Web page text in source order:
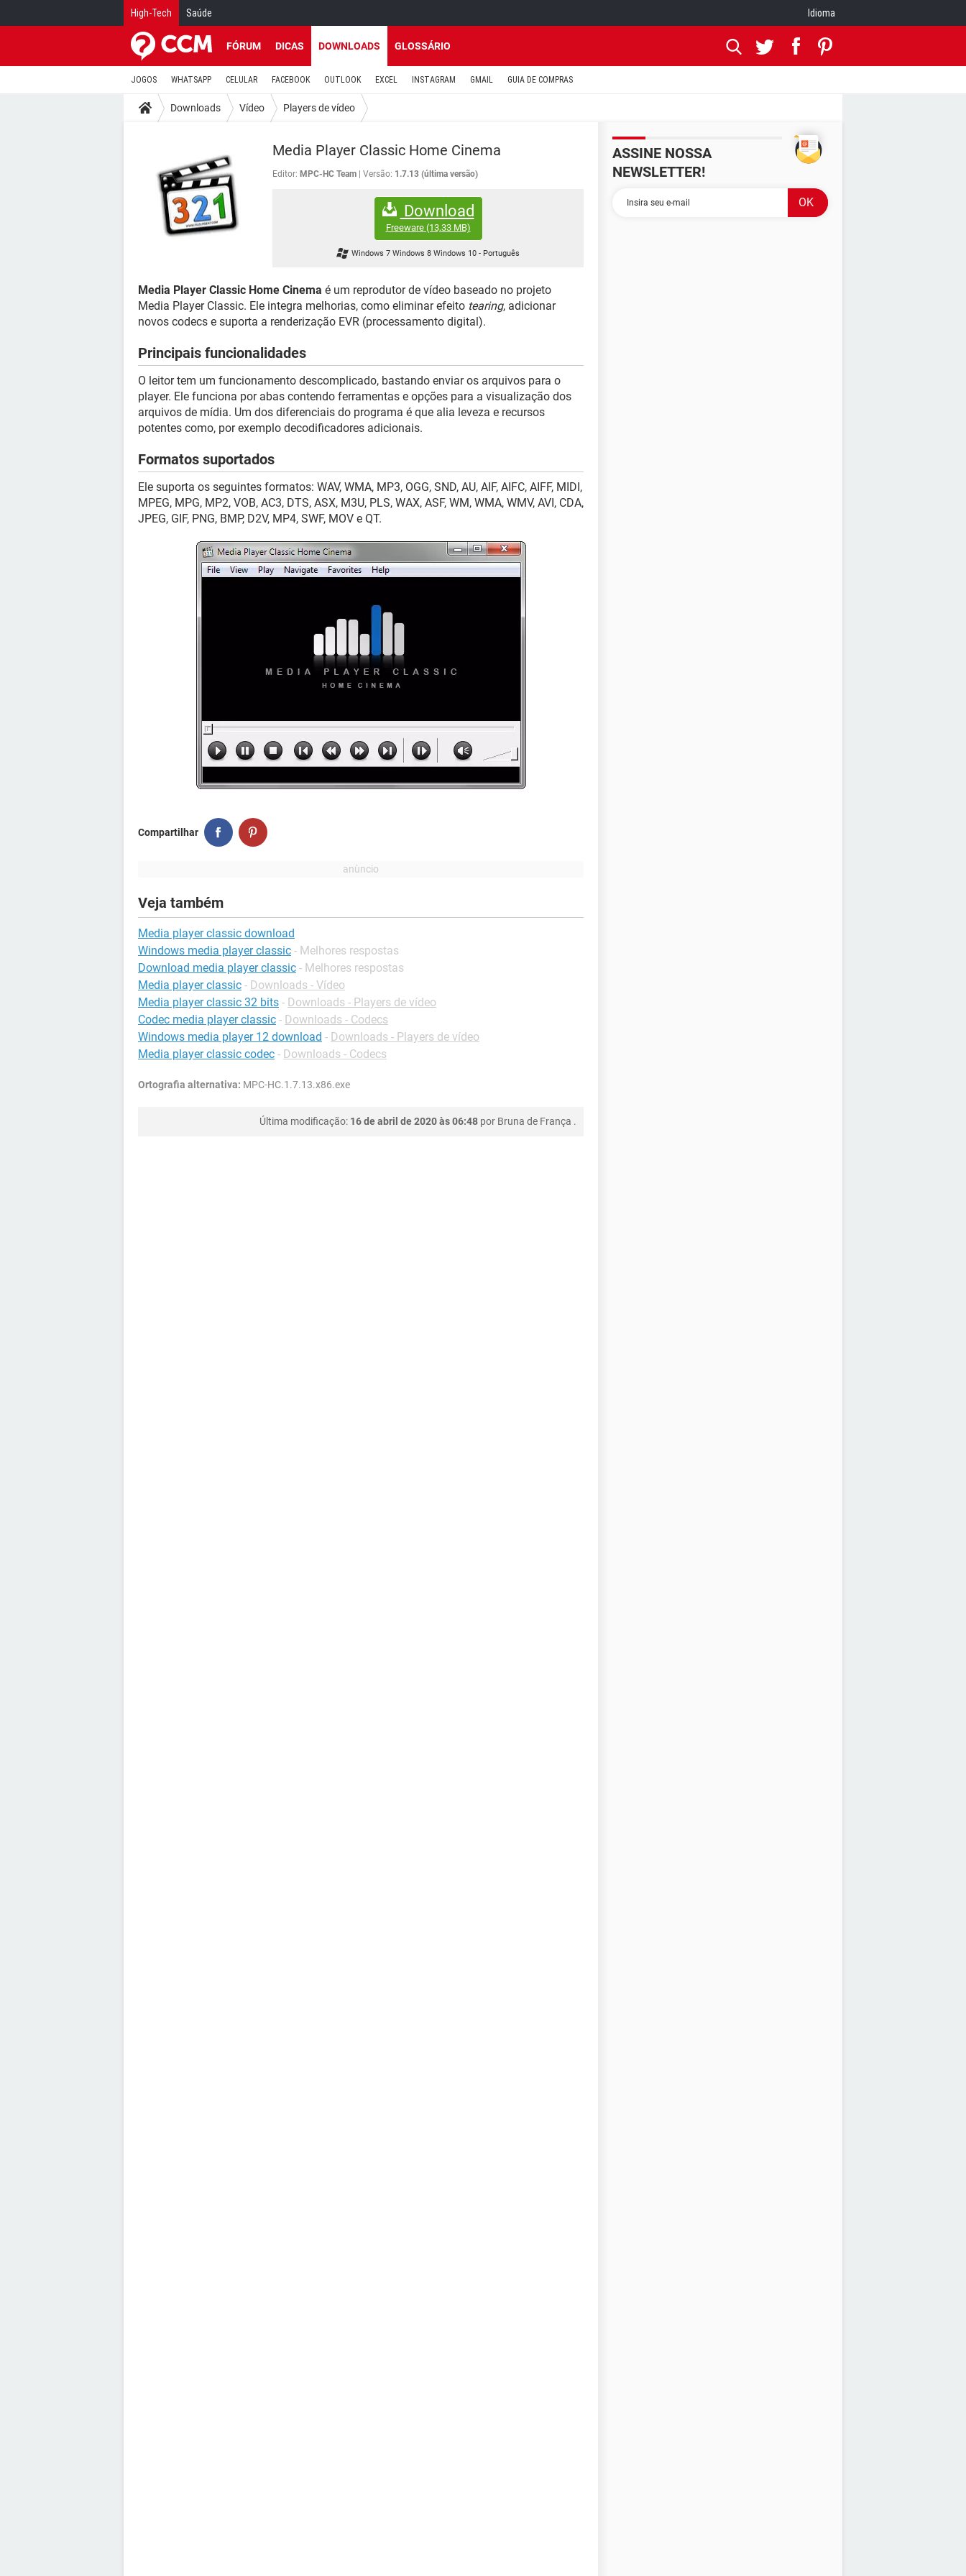
High-Tech Saúde Idioma
FÓRUM DICAS DOWNLOADS GLOSSÁRIO
JOGOS WHATSAPP CELULAR FACEBOOK OUTLOOK EXCEL INSTAGRAM GMAIL GUIA DE COMPRAS
Downloads Vídeo Players de vídeo
Media Player Classic Home Cinema
Editor: MPC-HC Team Versão: 1.7.13 (última versão)
Download
Freeware(13,33 MB)
Windows 7 Windows 8 Windows 10 - Português
Media Player Classic Home Cinema é um reprodutor de vídeo baseado no projeto
Media Player Classic. Ele integra melhorias, como eliminar efeito tearing, adicionar
novos codecs e suporta a renderização EVR (processamento digital).
Principais funcionalidades
O leitor tem um funcionamento descomplicado, bastando enviar os arquivos para o
player. Ele funciona por abas contendo ferramentas e opções para a visualização dos
arquivos de mídia. Um dos diferenciais do programa é que alia leveza e recursos
potentes como, por exemplo decodificadores adicionais.
Formatos suportados
Ele suporta os seguintes formatos: WAV, WMA, MP3, OGG, SND, AU, AIF, AIFC, AIFF, MIDI,
MPEG, MPG, MP2, VOB, AC3, DTS, ASX, M3U, PLS, WAX, ASF, WM, WMA, WMV, AVI, CDA,
JPEG, GIF, PNG, BMP, D2V, MP4, SWF, MOV e QT.
Compartilhar
Veja também
Media player classic download
Windows media player classic - Melhores respostas
Download media player classic - Melhores respostas
Media player classic - Downloads - Vídeo
Media player classic 32 bits - Downloads - Players de vídeo
Codec media player classic - Downloads - Codecs
Windows media player 12 download - Downloads - Players de vídeo
Media player classic codec - Downloads - Codecs
Ortografia alternativa: MPC-HC.1.7.13.x86.exe
Última modificação: 16 de abril de 2020 às 06:48 por Bruna de França .
ASSINE NOSSA
NEWSLETTER!